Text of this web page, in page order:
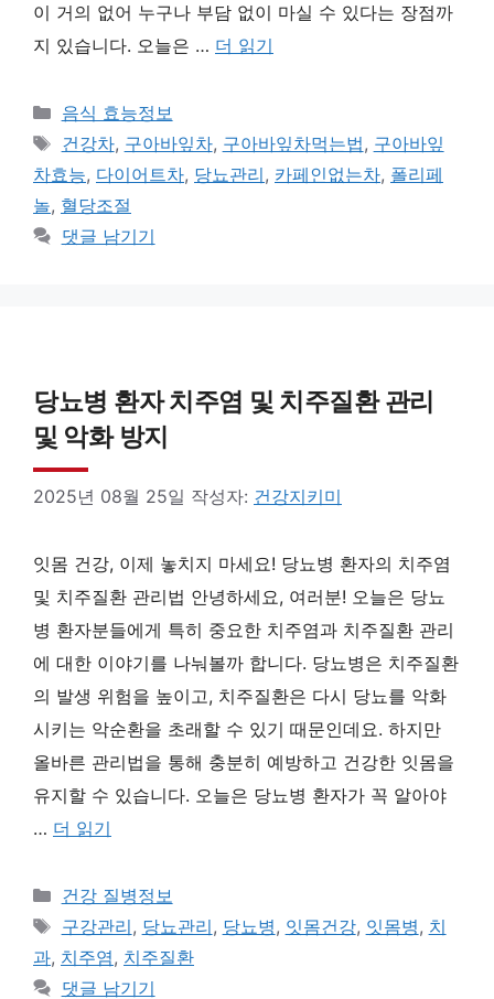
이 거의 없어 누구나 부담 없이 마실 수 있다는 장점까
지 있습니다. 오늘은 … 더 읽기
카
테
고
리
음식 효능정보
태
그
건강차, 구아바잎차, 구아바잎차먹는법, 구아바잎
차효능, 다이어트차, 당뇨관리, 카페인없는차, 폴리페
놀, 혈당조절
댓글 남기기
당뇨병 환자 치주염 및 치주질환 관리
및 악화 방지
2025년 08월 25일 작성자: 건강지키미
잇몸 건강, 이제 놓치지 마세요! 당뇨병 환자의 치주염
및 치주질환 관리법 안녕하세요, 여러분! 오늘은 당뇨
병 환자분들에게 특히 중요한 치주염과 치주질환 관리
에 대한 이야기를 나눠볼까 합니다. 당뇨병은 치주질환
의 발생 위험을 높이고, 치주질환은 다시 당뇨를 악화
시키는 악순환을 초래할 수 있기 때문인데요. 하지만
올바른 관리법을 통해 충분히 예방하고 건강한 잇몸을
유지할 수 있습니다. 오늘은 당뇨병 환자가 꼭 알아야
… 더 읽기
카
테
고
리
건강 질병정보
태
그
구강관리, 당뇨관리, 당뇨병, 잇몸건강, 잇몸병, 치
과, 치주염, 치주질환
댓글 남기기